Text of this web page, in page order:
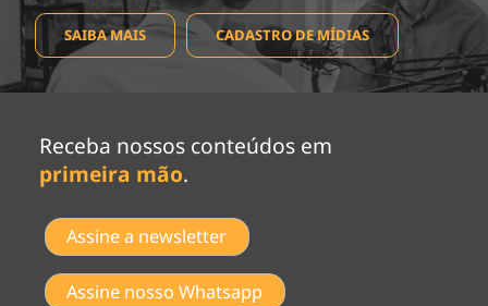
SAIBA MAIS CADASTRO DE MÍDIAS
Receba nossos conteúdos em
primeira mão.
Assine a newsletter
Assine nosso Whatsapp